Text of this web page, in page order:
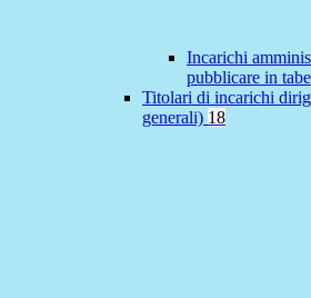
Incarichi
pubblicare in
Titolari di incarichi
generali) 18